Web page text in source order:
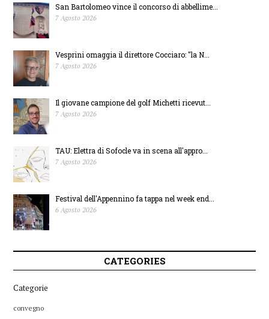
dal 12 aprile alla
biblioteca Spezioli di
Fermo
con amici e
San Bartolomeo vince il concorso di abbellime...
7 Agosto 2026
Vesprini omaggia il direttore Cocciaro: "la N...
7 Agosto 2026
Il giovane campione del golf Michetti ricevut...
7 Agosto 2026
TAU: Elettra di Sofocle va in scena all'appro...
7 Agosto 2026
Festival dell'Appennino fa tappa nel week end...
6 Agosto 2026
CATEGORIES
Categorie
convegno